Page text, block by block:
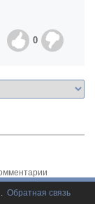
0
Обратная связь